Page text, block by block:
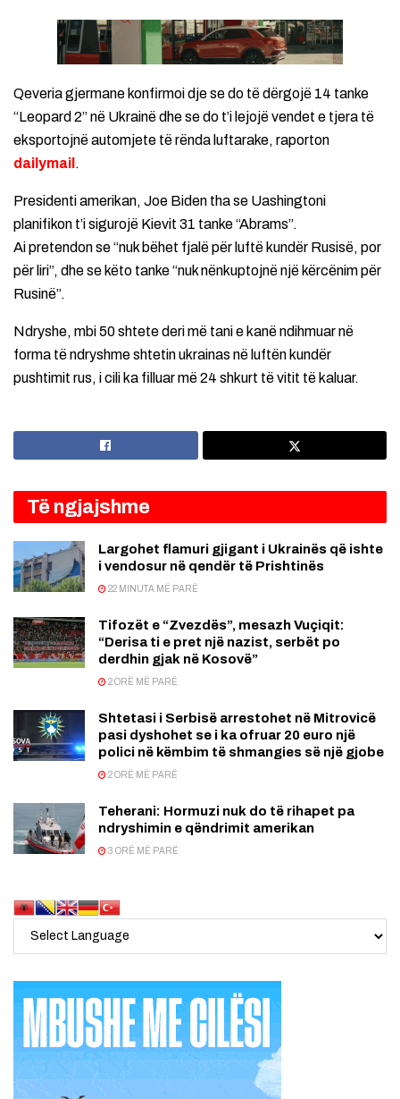
Qeveria gjermane konfirmoi dje se do të dërgojë 14 tanke
“Leopard 2” në Ukrainë dhe se do t’i lejojë vendet e tjera të
eksportojnë automjete të rënda luftarake, raporton
dailymail .
Presidenti amerikan, Joe Biden tha se Uashingtoni
planifikon t’i sigurojë Kievit 31 tanke “Abrams”.
Ai pretendon se “nuk bëhet fjalë për luftë kundër Rusisë, por
për liri”, dhe se këto tanke “nuk nënkuptojnë një kërcënim për
Rusinë”.
Ndryshe, mbi 50 shtete deri më tani e kanë ndihmuar në
forma të ndryshme shtetin ukrainas në luftën kundër
pushtimit rus, i cili ka filluar më 24 shkurt të vitit të kaluar.
Të ngjajshme
Largohet flamuri gjigant i Ukrainës që ishte
i vendosur në qendër të Prishtinës
22 MINUTA MË PARË
Tifozët e “Zvezdës”, mesazh Vuçiqit:
“Derisa ti e pret një nazist, serbët po
derdhin gjak në Kosovë”
2 ORË MË PARË
Shtetasi i Serbisë arrestohet në Mitrovicë
pasi dyshohet se i ka ofruar 20 euro një
polici në këmbim të shmangies së një gjobe
2 ORË MË PARË
Teherani: Hormuzi nuk do të rihapet pa
ndryshimin e qëndrimit amerikan
3 ORË MË PARË